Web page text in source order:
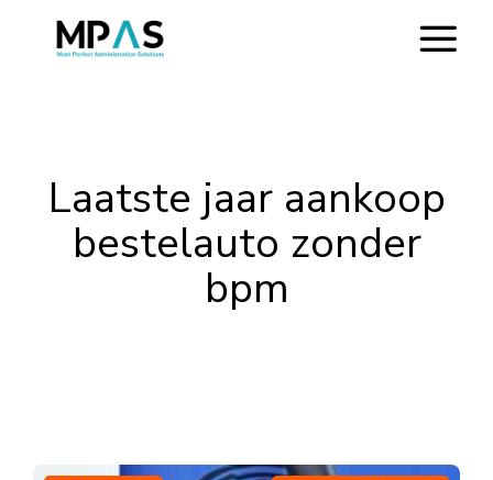
Laatste jaar aankoop
bestelauto zonder
bpm